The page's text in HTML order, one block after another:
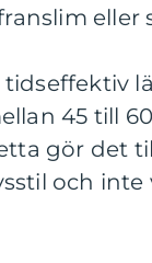
eller
45 till
gör det
och